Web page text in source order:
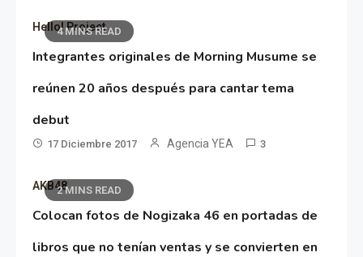
4 MINS READ
Hello! Project
Integrantes originales de Morning Musume se
reúnen 20 años después para cantar tema
debut
17 Diciembre 2017 Agencia YEA 3
2 MINS READ
AKB48
Colocan fotos de Nogizaka 46 en portadas de
libros que no tenían ventas y se convierten en